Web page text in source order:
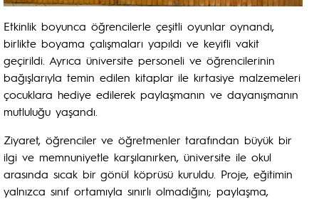
Etkinlik boyunca öğrencilerle çeşitli oyunlar oynandı,
birlikte boyama çalışmaları yapıldı ve keyifli vakit
geçirildi. Ayrıca üniversite personeli ve öğrencilerinin
bağışlarıyla temin edilen kitaplar ile kırtasiye malzemeleri
çocuklara hediye edilerek paylaşmanın ve dayanışmanın
mutluluğu yaşandı.
Ziyaret, öğrenciler ve öğretmenler tarafından büyük bir
ilgi ve memnuniyetle karşılanırken, üniversite ile okul
arasında sıcak bir gönül köprüsü kuruldu. Proje, eğitimin
yalnızca sınıf ortamıyla sınırlı olmadığını; paylaşma,